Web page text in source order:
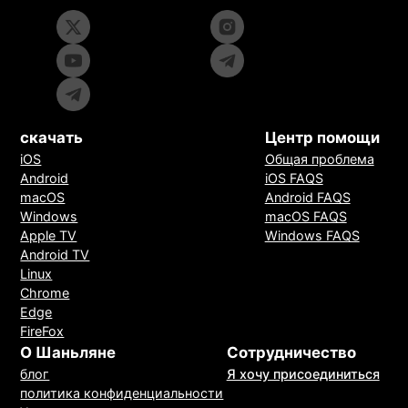
скачать
iOS
Android
macOS
Windows
Apple TV
Android TV
Linux
Chrome
Edge
FireFox
Центр помощи
Общая проблема
iOS FAQS
Android FAQS
macOS FAQS
Windows FAQS
О Шаньляне
блог
политика конфиденциальности
Сотрудничество
Я хочу присоединиться